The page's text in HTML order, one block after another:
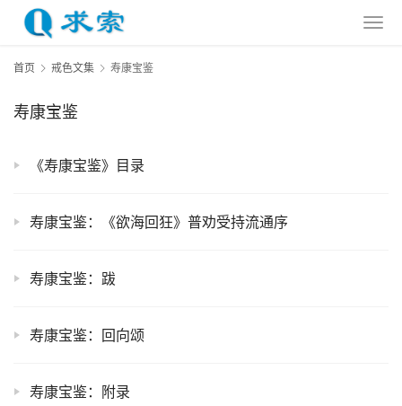
首页 戒色文集 寿康宝鉴
寿康宝鉴
《寿康宝鉴》目录
寿康宝鉴：《欲海回狂》普劝受持流通序
寿康宝鉴：跋
寿康宝鉴：回向颂
寿康宝鉴：附录